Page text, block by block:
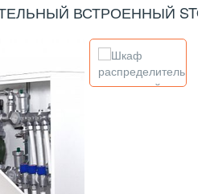
ВСТРОЕННЫЙ